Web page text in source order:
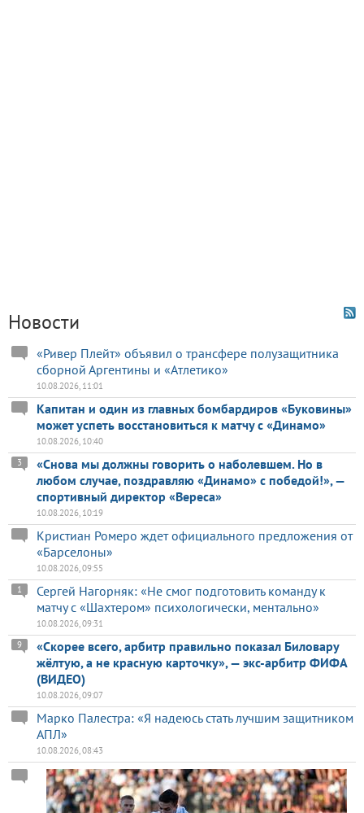
Новости
«Ривер Плейт» объявил о трансфере полузащитника
сборной Аргентины и «Атлетико»
10.08.2026, 11:01
Капитан и один из главных бомбардиров «Буковины»
может успеть восстановиться к матчу с «Динамо»
10.08.2026, 10:40
«Снова мы должны говорить о наболевшем. Но в
любом случае, поздравляю «Динамо» с победой!», —
спортивный директор «Вереса»
3
10.08.2026, 10:19
Кристиан Ромеро ждет официального предложения от
«Барселоны»
10.08.2026, 09:55
Сергей Нагорняк: «Не смог подготовить команду к
матчу с «Шахтером» психологически, ментально»
1
10.08.2026, 09:31
«Скорее всего, арбитр правильно показал Биловару
жёлтую, а не красную карточку», — экс-арбитр ФИФА
(ВИДЕО)
9
10.08.2026, 09:07
Марко Палестра: «Я надеюсь стать лучшим защитником
АПЛ»
10.08.2026, 08:43